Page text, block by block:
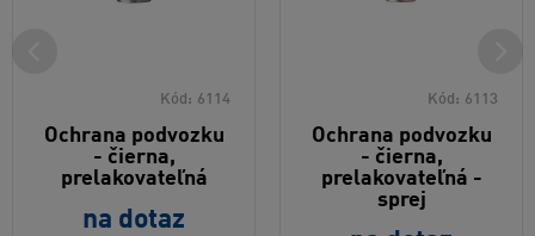
Kód: 6114
Ochrana podvozku
- čierna,
prelakovateľná
na dotaz
Kód: 6113
Ochrana podvozku
- čierna,
prelakovateľná -
sprej